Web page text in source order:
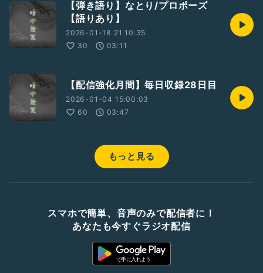
【弾き語り】なとり/プロポーズ
【語りあり】
2026-01-18 21:10:35
30
03:11
【配信強化月間】毎日収録28日目
2026-01-04 15:00:03
60
03:47
もっと見る
スマホで簡単、音声のみで配信者に！
あなたも今すぐラジオ配信